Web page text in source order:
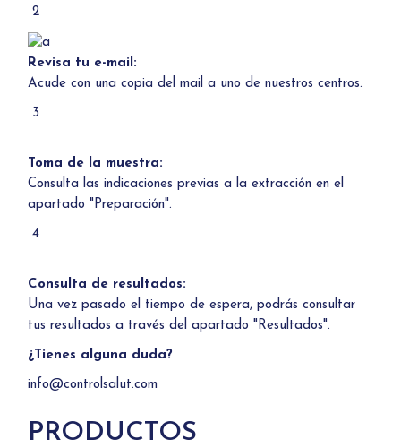
2
Revisa tu e-mail:
Acude con una copia del mail a uno denuestros centros.
3
Toma de la muestra:
Consulta las indicaciones previas a la extracción en el
apartado "Preparación".
4
Consulta de resultados:
Una vez pasado el tiempo de espera, podrás consultar
tus resultados a través del apartado "Resultados".
¿Tienes alguna duda?
info@controlsalut.com
PRODUCTOS